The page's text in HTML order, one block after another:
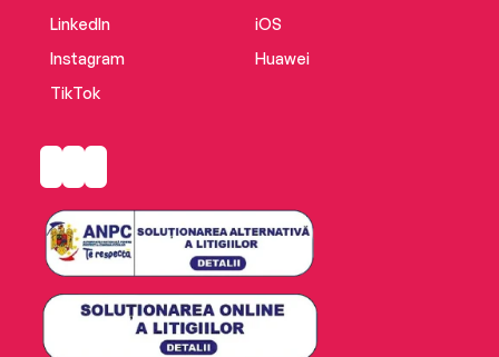
LinkedIn
Instagram
TikTok
iOS
Huawei